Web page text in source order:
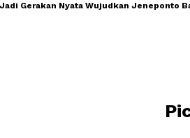
Nyata Wujudkan Jeneponto